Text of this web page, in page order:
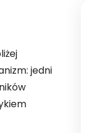
jedni